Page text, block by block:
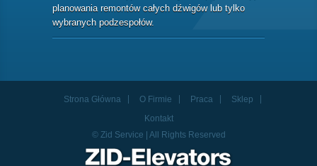
planowania remontów całych dźwigów lub tylko
wybranych podzespołów.
Strona Główna O Firmie Praca
Sklep
Kontakt
© Zid Service | All Rights Reserved